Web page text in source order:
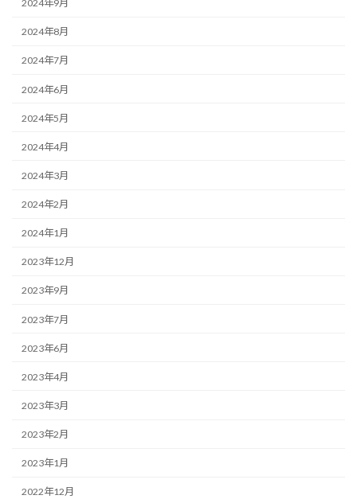
2024年9月
2024年8月
2024年7月
2024年6月
2024年5月
2024年4月
2024年3月
2024年2月
2024年1月
2023年12月
2023年9月
2023年7月
2023年6月
2023年4月
2023年3月
2023年2月
2023年1月
2022年12月